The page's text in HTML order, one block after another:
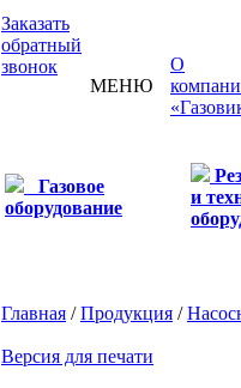
Заказать
обратный
звонок
МЕНЮ
О
Газовое
оборудование
и
Главная /Продукция /
Версия для печати